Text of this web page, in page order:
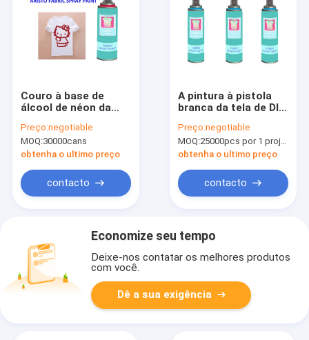
Couro à base de
álcool de néon da
tela de estofamento
com cobertura
excelente
Preço:negotiable
MOQ:30000cans
obtenha o ultimo preço
contacto
A pintura à pistola
branca da tela de DIY
nenhum odor
3Oz/pode
Preço:negotiable
MOQ:25000pcs por 1 projeto de tipo do OEM, 1200pcs/color
obtenha o ultimo preço
contacto
Economize seu tempo
Deixe-nos contatar os melhores produtos
com você.
Dê a sua exigência